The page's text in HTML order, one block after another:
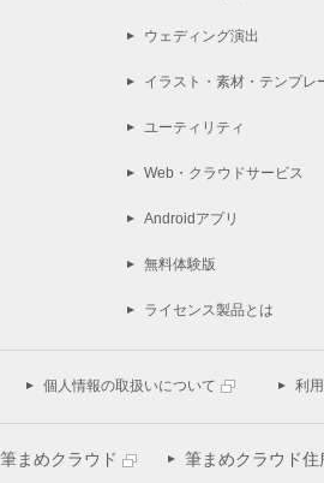
ウェディング演出
イラスト・素材・テンプレ
ユーティリティ
Web・クラウドサービス
Androidアプリ
無料体験版
ライセンス製品とは
個人情報の取扱いについて 利
筆まめクラウド 筆まめクラウド住